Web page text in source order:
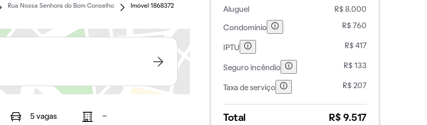
Rua Nossa Senhora do Bom Conselho Imóvel 1868372
5 vagas -
Aluguel R$ 8.000
Condomínio R$ 760
IPTU R$ 417
Seguro incêndio R$ 133
Taxa de serviço R$ 207
Total R$ 9.517